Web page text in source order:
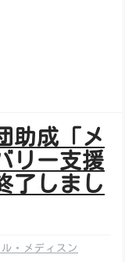
助成「メ
リー支援
了しまし
・メディスン